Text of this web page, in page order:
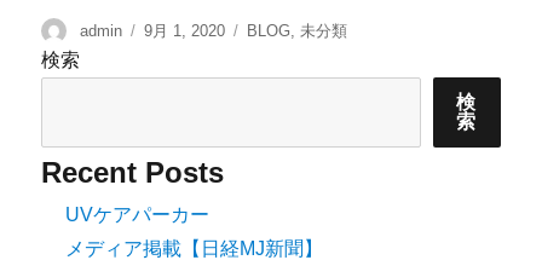
admin 9月 1, 2020 BLOG 未分類
検索
検
索
Recent Posts
UVケアパーカー
メディア掲載【日経MJ新聞】